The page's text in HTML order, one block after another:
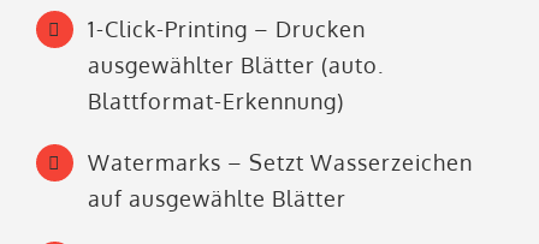
1-Click-Printing – Drucken
ausgewählter Blätter (auto.
Blattformat-Erkennung)
Watermarks – Setzt Wasserzeichen
auf ausgewählte Blätter